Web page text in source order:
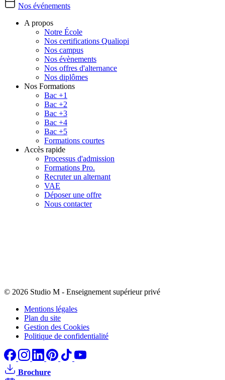
Nos événements
A propos
Notre École
Nos certifications Qualiopi
Nos campus
Nos évènements
Nos offres d'alternance
Nos diplômes
Nos Formations
Bac +1
Bac +2
Bac +3
Bac +4
Bac +5
Formations courtes
Accès rapide
Processus d'admission
Formations Pro.
Recruter un alternant
VAE
Déposer une offre
Nous contacter
© 2026 Studio M - Enseignement supérieur privé
Mentions légales
Plan du site
Gestion des Cookies
Politique de confidentialité
Brochure